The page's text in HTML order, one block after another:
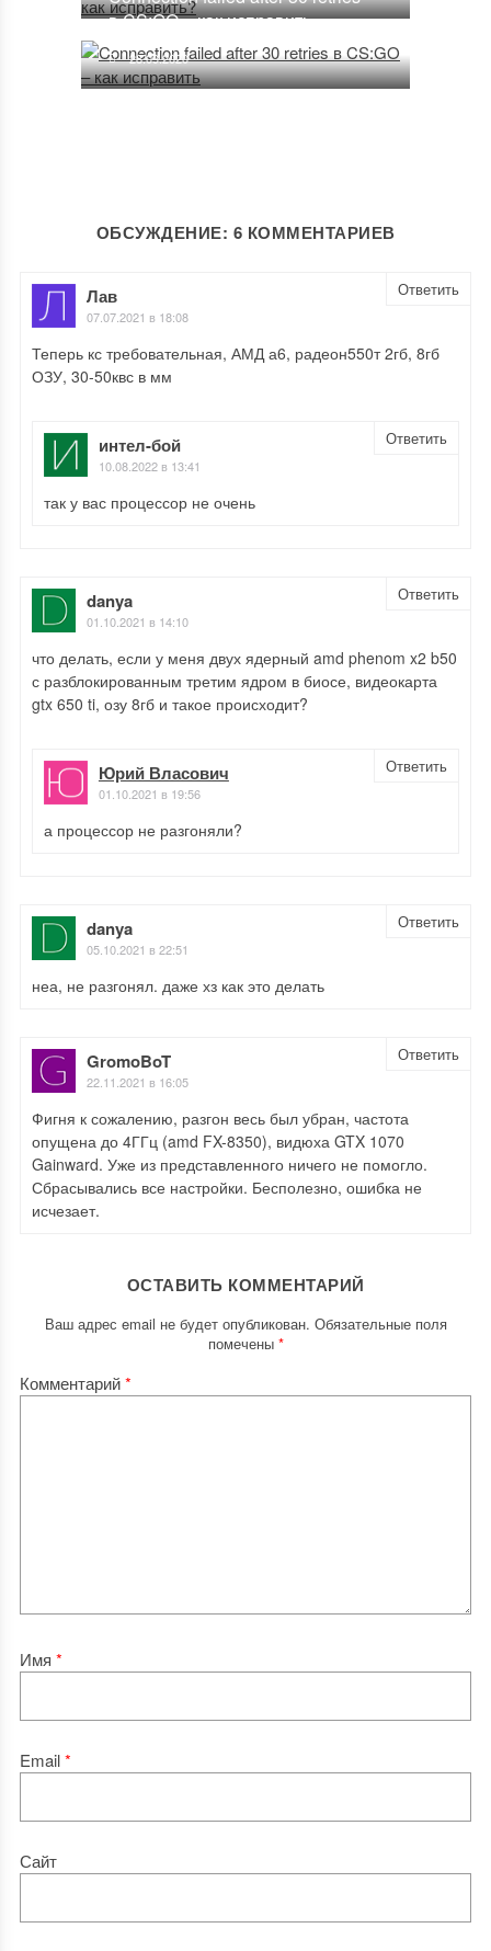
в CS:GO – как исправить
28.09.2020
ОБСУЖДЕНИЕ: 6 КОММЕНТАРИЕВ
Лав
07.07.2021 в 18:08
Теперь кс требовательная, АМД а6, радеон550т 2гб, 8гб
ОЗУ, 30-50квс в мм
Ответить
интел-бой
10.08.2022 в 13:41
так у вас процессор не очень
Ответить
danya
01.10.2021 в 14:10
что делать, если у меня двух ядерный amd phenom x2 b50
с разблокированным третим ядром в биосе, видеокарта
gtx 650 ti, озу 8гб и такое происходит?
Ответить
Юрий Власович
01.10.2021 в 19:56
а процессор не разгоняли?
Ответить
danya
05.10.2021 в 22:51
неа, не разгонял. даже хз как это делать
Ответить
GromoBoT
22.11.2021 в 16:05
Фигня к сожалению, разгон весь был убран, частота
опущена до 4ГГц (amd FX-8350), видюха GTX 1070
Gainward. Уже из представленного ничего не помогло.
Сбрасывались все настройки. Бесполезно, ошибка не
исчезает.
Ответить
ОСТАВИТЬ КОММЕНТАРИЙ
Ваш адрес email не будет опубликован. Обязательные поля
помечены *
Комментарий*
Имя *
Email*
Сайт